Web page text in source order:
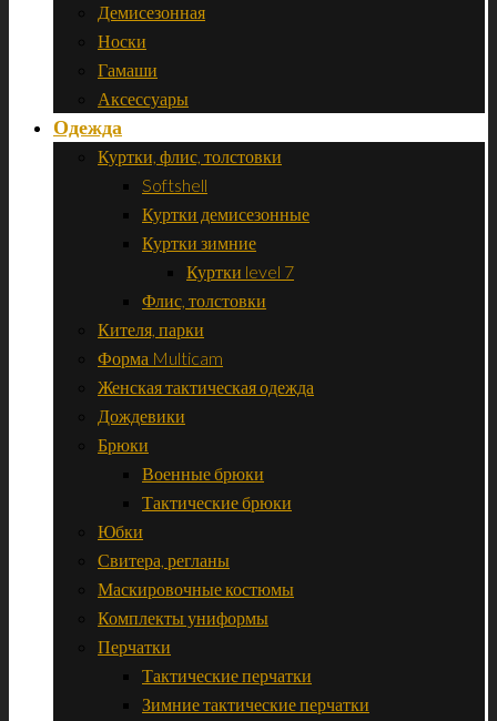
Демисезонная
Носки
Гамаши
Аксессуары
Одежда
Куртки, флис, толстовки
Softshell
Куртки демисезонные
Куртки зимние
Куртки level 7
Флис, толстовки
Кителя, парки
Форма Multicam
Женская тактическая одежда
Дождевики
Брюки
Военные брюки
Тактические брюки
Юбки
Свитера, регланы
Маскировочные костюмы
Комплекты униформы
Перчатки
Тактические перчатки
Зимние тактические перчатки